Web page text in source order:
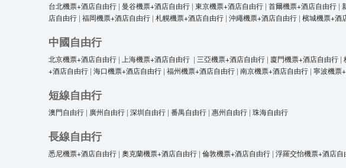
台北機票+酒店自由行 | 曼谷機票+酒店自由行 | 東京機票+酒店自由行 | 首爾機票+酒店自由行 |
店自由行 | 福岡機票+酒店自由行 | 札幌機票+酒店自由行 | 沖繩機票+酒店自由行 | 檳城機票+酒
中國自由行
北京機票+酒店自由行 | 上海機票+酒店自由行 | 三亞機票+酒店自由行 | 廈門機票+酒店自由行 |
+酒店自由行 | 海口機票+酒店自由行 | 福州機票+酒店自由行 | 南京機票+酒店自由行 | 寧波機票
短線自由行
澳門自由行 | 廣州自由行 | 深圳自由行 | 番禺自由行 | 惠州自由行 | 珠海自由行
長線自由行
悉尼機票+酒店自由行 | 奧克蘭機票+酒店自由行 | 倫敦機票+酒店自由行 | 浮羅交怡機票+酒店自